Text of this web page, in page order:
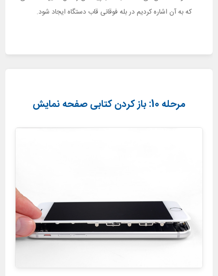
که به آن اشاره کردیم در بله فوقانی قاب دستگاه ایجاد شود.
مرحله 10: باز کردن کتابی صفحه نمایش